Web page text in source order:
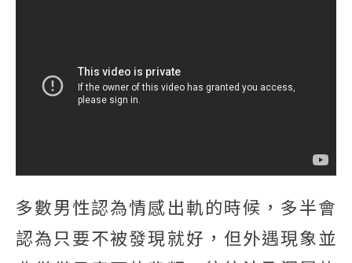
多數男性認為情感出軌的時候，多半會
認為只要不被發現就好，但外遇現象並